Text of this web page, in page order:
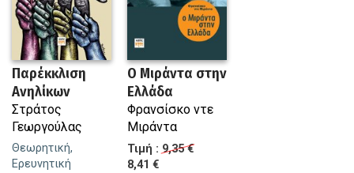
Παρέκκλιση
Ανηλίκων
Στράτος
Γεωργούλας
Θεωρητική,
Ερευνητική
Ο Μιράντα στην
Ελλάδα
Φρανσίσκο ντε
Μιράντα
Τιμή : 9,35 €
8,41 €